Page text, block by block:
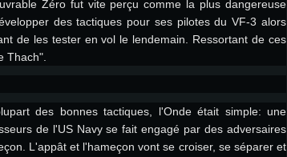
REQUISE
Zéro fut vite perçu comme la plus dangereuse
des tactiques pour ses pilotes du VF-3 alors
de les tester en vol le lendemain. Ressortant de ces
Thach".
des bonnes tactiques, l'Onde était simple: une
de l'US Navy se fait engagé par des adversaires
L'appât et l'hameçon vont se croiser, se séparer et